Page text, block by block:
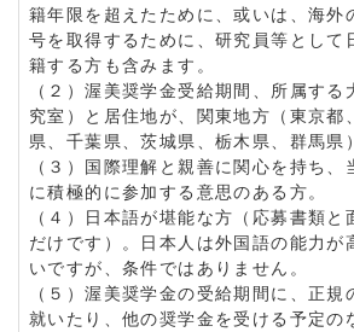
籍年限を超えたために、或いは、海外
号を取得するために、研究員等として
籍する方も含みます。
（２）渥美奨学金受給期間、所属する
究室）と居住地が、関東地方（東京都
県、千葉県、茨城県、栃木県、群馬県
（３）国際理解と親善に関心を持ち、
に積極的に参加する意思のある方。
（４）日本語が堪能な方（応募書類と
だけです）。日本人は外国語の能力が
いですが、条件ではありません。
（５）渥美奨学金の受給期間に、正規
就いたり、他の奨学金を受ける予定の